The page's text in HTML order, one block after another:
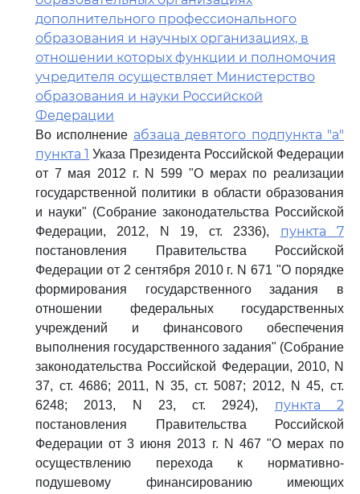
дополнительного профессионального
образования и научных организациях, в
отношении которых функции и полномочия
учредителя осуществляет Министерство
образования и науки Российской
Федерации
Во исполнение абзаца девятого подпункта "а"
пункта 1 Указа Президента Российской Федерации
от 7 мая 2012 г. N 599 "О мерах по реализации
государственной политики в области образования
и науки" (Собрание законодательства Российской
Федерации, 2012, N 19, ст. 2336), пункта 7
постановления Правительства Российской
Федерации от 2 сентября 2010 г. N 671 "О порядке
формирования государственного задания в
отношении федеральных государственных
учреждений и финансового обеспечения
выполнения государственного задания" (Собрание
законодательства Российской Федерации, 2010, N
37, ст. 4686; 2011, N 35, ст. 5087; 2012, N 45, ст.
6248; 2013, N 23, ст. 2924), пункта 2
постановления Правительства Российской
Федерации от 3 июня 2013 г. N 467 "О мерах по
осуществлению перехода к нормативно-
подушевому финансированию имеющих